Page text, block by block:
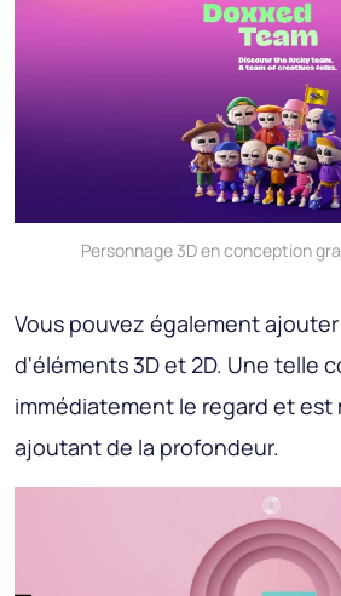
Personnage 3D en conception
Vous pouvez également
d'éléments 3D et 2D. Une telle
immédiatement le regard et est
ajoutant de la profondeur.